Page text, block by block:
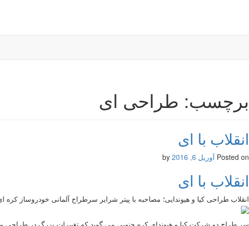
برچسب: طراحی ای
انقلاب با ای
Posted on آوریل 6, 2016
انقلاب با ای
انقلاب طراحی کیا و هیوندایی؛ مصاحبه با پیتر شرایر سرطراح آلمانی خودروساز کره